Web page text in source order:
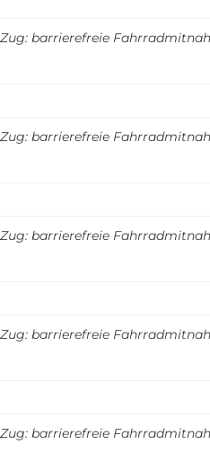
barrierefreie
barrierefreie
barrierefreie
barrierefreie
barrierefreie